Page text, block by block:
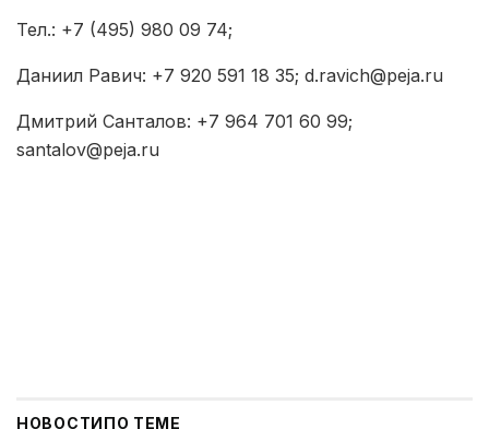
Тел.: +7 (495) 980 09 74;
Даниил Равич: +7 920 591 18 35; d.ravich@peja.ru
Дмитрий Санталов: +7 964 701 60 99;
santalov@peja.ru
НОВОСТИПО ТЕМЕ